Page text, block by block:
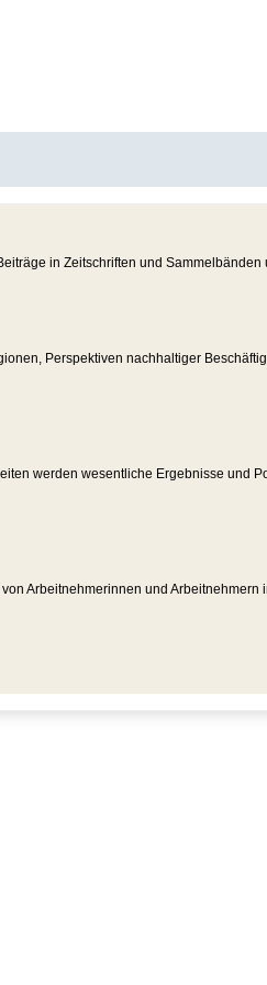
in Zeitschriften und
Perspektiven nachhaltiger
werden wesentliche Ergebnisse
Arbeitnehmerinnen und